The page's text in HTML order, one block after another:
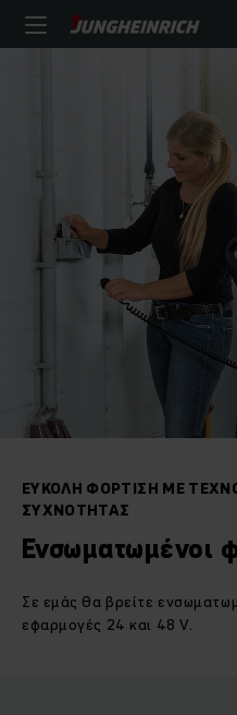
ΕΥΚΟΛΗ ΦΟΡΤΙΣΗ ΜΕ
ΣΥΧΝΟΤΗΤΑΣ
Ενσωματωμένοι
Σε εμάς θα βρείτε
εφαρμογές 24 και 48 V.